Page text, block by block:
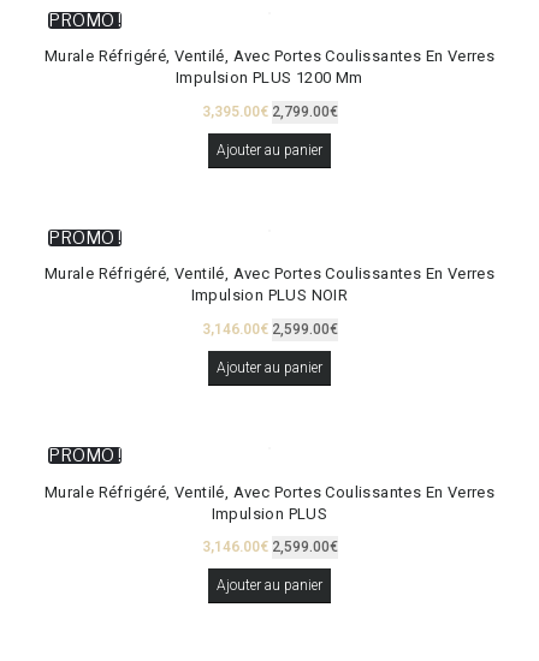
PROMO !
Murale Réfrigéré, Ventilé, Avec Portes Coulissantes En Verres
Impulsion PLUS 1200 Mm
3,395.00€ 2,799.00€
Ajouter au panier
PROMO !
Murale Réfrigéré, Ventilé, Avec Portes Coulissantes En Verres
Impulsion PLUS NOIR
3,146.00€ 2,599.00€
Ajouter au panier
PROMO !
Murale Réfrigéré, Ventilé, Avec Portes Coulissantes En Verres
Impulsion PLUS
3,146.00€ 2,599.00€
Ajouter au panier